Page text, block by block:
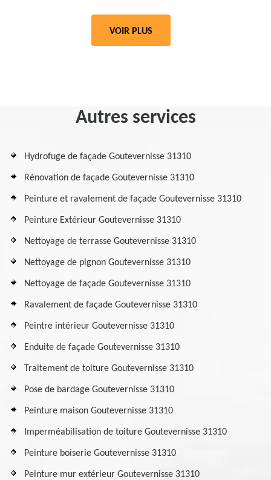
VOIR PLUS
Autres services
Hydrofuge de façade Goutevernisse 31310
Rénovation de façade Goutevernisse 31310
Peinture et ravalement de façade Goutevernisse 31310
Peinture Extérieur Goutevernisse 31310
Nettoyage de terrasse Goutevernisse 31310
Nettoyage de pignon Goutevernisse 31310
Nettoyage de façade Goutevernisse 31310
Ravalement de façade Goutevernisse 31310
Peintre intérieur Goutevernisse 31310
Enduite de façade Goutevernisse 31310
Traitement de toiture Goutevernisse 31310
Pose de bardage Goutevernisse 31310
Peinture maison Goutevernisse 31310
Imperméabilisation de toiture Goutevernisse 31310
Peinture boiserie Goutevernisse 31310
Peinture mur extérieur Goutevernisse 31310